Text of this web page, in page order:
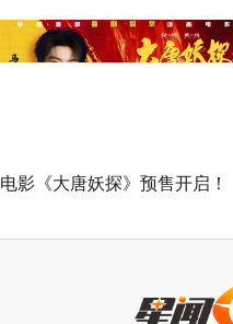
映 开启古城合家欢奇幻冒险！
电影《大唐妖探》预售开启！